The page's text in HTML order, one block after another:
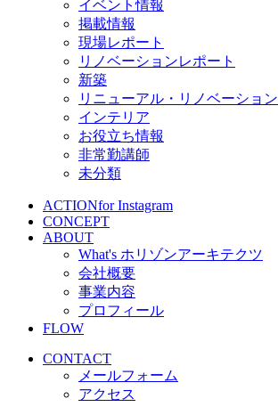
イベント情報
掲載情報
現場レポート
リノベーションレポート
新築
リニューアル・リノベーション
インテリア
お役立ち情報
非常勤講師
未分類
ACTIONfor Instagram
CONCEPT
ABOUT
What's ホリゾンアーキテクツ
会社概要
事業内容
プロフィール
FLOW
CONTACT
メールフォーム
アクセス